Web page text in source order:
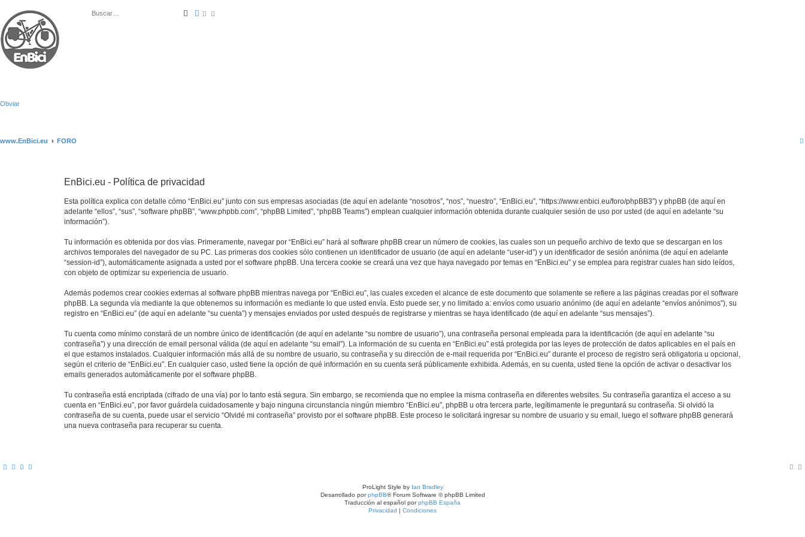
Obviar
BuscarBúsqueda avanzada
www.EnBici.eu FORO
EnBici.eu - Política de privacidad
Esta política explica con detalle cómo “EnBici.eu” junto con sus empresas asociadas (de aquí en adelante “nosotros”, “nos”, “nuestro”, “EnBici.eu”, “https://www.enbici.eu/foro/phpBB3”) y phpBB (de aquí en
adelante “ellos”, “sus”, “software phpBB”, “www.phpbb.com”, “phpBB Limited”, “phpBB Teams”) emplean cualquier información obtenida durante cualquier sesión de uso por usted (de aquí en adelante “su
información”).
Tu información es obtenida por dos vías. Primeramente, navegar por “EnBici.eu” hará al software phpBB crear un número de cookies, las cuales son un pequeño archivo de texto que se descargan en los
archivos temporales del navegador de su PC. Las primeras dos cookies sólo contienen un identificador de usuario (de aquí en adelante “user-id”) y un identificador de sesión anónima (de aquí en adelante
“session-id”), automáticamente asignada a usted por el software phpBB. Una tercera cookie se creará una vez que haya navegado por temas en “EnBici.eu” y se emplea para registrar cuales han sido leídos,
con objeto de optimizar su experiencia de usuario.
Además podemos crear cookies externas al software phpBB mientras navega por “EnBici.eu”, las cuales exceden el alcance de este documento que solamente se refiere a las páginas creadas por el software
phpBB. La segunda vía mediante la que obtenemos su información es mediante lo que usted envía. Esto puede ser, y no limitado a: envíos como usuario anónimo (de aquí en adelante “envíos anónimos”), su
registro en “EnBici.eu” (de aquí en adelante “su cuenta”) y mensajes enviados por usted después de registrarse y mientras se haya identificado (de aquí en adelante “sus mensajes”).
Tu cuenta como mínimo constará de un nombre único de identificación (de aquí en adelante “su nombre de usuario”), una contraseña personal empleada para la identificación (de aquí en adelante “su
contraseña”) y una dirección de email personal válida (de aquí en adelante “su email”). La información de su cuenta en “EnBici.eu” está protegida por las leyes de protección de datos aplicables en el país en
el que estamos instalados. Cualquier información más allá de su nombre de usuario, su contraseña y su dirección de e-mail requerida por “EnBici.eu” durante el proceso de registro será obligatoria u opcional,
según el criterio de “EnBici.eu”. En cualquier caso, usted tiene la opción de qué información en su cuenta será públicamente exhibida. Además, en su cuenta, usted tiene la opción de activar o desactivar los
emails generados automáticamente por el software phpBB.
Tu contraseña está encriptada (cifrado de una vía) por lo tanto está segura. Sin embargo, se recomienda que no emplee la misma contraseña en diferentes websites. Su contraseña garantiza el acceso a su
cuenta en “EnBici.eu”, por favor guárdela cuidadosamente y bajo ninguna circunstancia ningún miembro “EnBici.eu”, phpBB u otra tercera parte, legítimamente le preguntará su contraseña. Si olvidó la
contraseña de su cuenta, puede usar el servicio “Olvidé mi contraseña” provisto por el software phpBB. Este proceso le solicitará ingresar su nombre de usuario y su email, luego el software phpBB generará
una nueva contraseña para recuperar su cuenta.
ProLight Style by Ian Bradley
Desarrollado porphpBB® Forum Software © phpBB Limited
Traducción al español porphpBB España
Privacidad | Condiciones